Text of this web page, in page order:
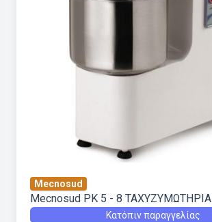
Mecnosud
Mecnosud PK 5 - 8 ΤΑΧΥΖΥΜΩΤΗΡΙΑ
Κατόπιν παραγγελίας